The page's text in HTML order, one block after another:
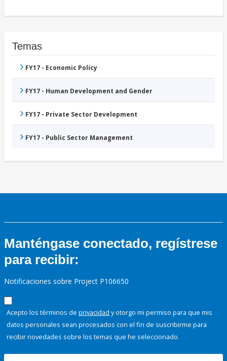
Temas
FY17 - Economic Policy
FY17 - Human Development and Gender
FY17 - Private Sector Development
FY17 - Public Sector Management
Manténgase conectado, regístrese
para recibir:
Notificaciones sobre Project P106650
Acepto los términos de privacidad y otorgo mi permiso para que mis
datos personales sean procesados con el fin de suscribirme para
recibir novedades sobre los temas que he seleccionado.